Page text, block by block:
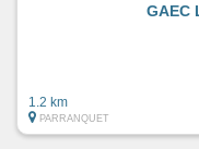
GAEC
1.2 km
PARRANQUET